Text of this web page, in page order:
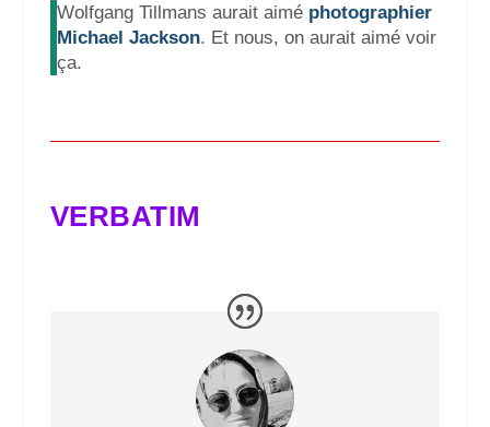
Wolfgang Tillmans aurait aimé photographier
Michael Jackson. Et nous, on aurait aimé voir
ça.
VERBATIM